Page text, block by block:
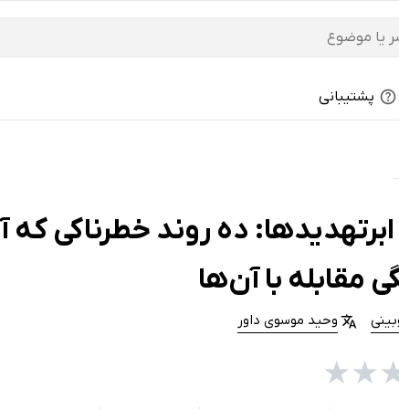
پشتیبانی
ده روند خطرناکی که
مقابله با آن‌ها
وحید موسوی داور
★
★